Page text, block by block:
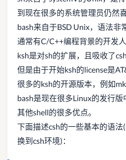
到现在很多的系统管理员仍然
bash来自于BSD Unix，语法非
通常有C/C++编程背景的开发
ksh是对sh的扩展，且吸收了
但是由于开始ksh的license是
很多的ksh的开源版本，例如
bash是现在很多Linux的发行
其他shell的很多优点。
下面描述csh的一些基本的语法
换到csh环境)：